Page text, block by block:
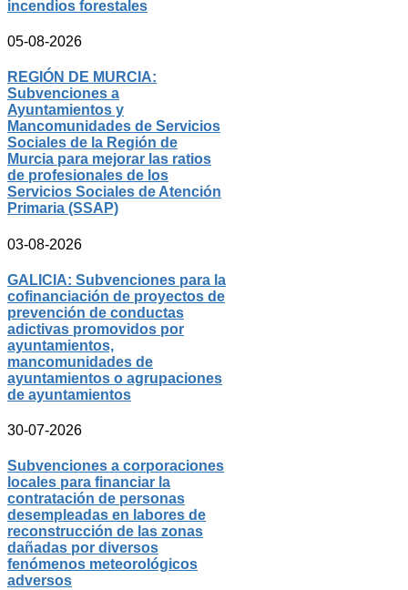
incendios forestales
05-08-2026
REGIÓN DE MURCIA:
Subvenciones a
Ayuntamientos y
Mancomunidades de Servicios
Sociales de la Región de
Murcia para mejorar las ratios
de profesionales de los
Servicios Sociales de Atención
Primaria (SSAP)
03-08-2026
GALICIA: Subvenciones para la
cofinanciación de proyectos de
prevención de conductas
adictivas promovidos por
ayuntamientos,
mancomunidades de
ayuntamientos o agrupaciones
de ayuntamientos
30-07-2026
Subvenciones a corporaciones
locales para financiar la
contratación de personas
desempleadas en labores de
reconstrucción de las zonas
dañadas por diversos
fenómenos meteorológicos
adversos